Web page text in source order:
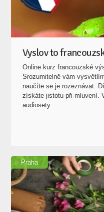
Vyslov to
Online kurz francouzské
Srozumitelně vám
naučíte se je rozeznávat.
získáte jistotu při mluvení.
audiosety.
Praha